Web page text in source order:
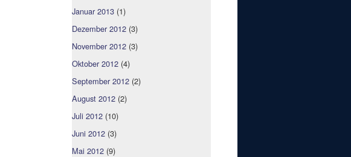
Januar 2013 (1)
Dezember 2012 (3)
November 2012 (3)
Oktober 2012 (4)
September 2012 (2)
August 2012 (2)
Juli 2012 (10)
Juni 2012 (3)
Mai 2012 (9)